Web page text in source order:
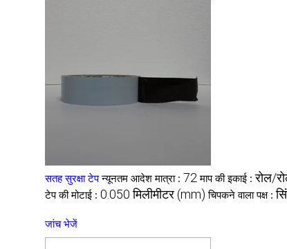
सतह सुरक्षा टेप न्यूनतम आदेश मात्रा : 72 माप की इकाई :रोल/
टेप की मोटाई : 0.050 मिलीमीटर (mm) चिपकने वाला पक्ष :
जांच भेजें